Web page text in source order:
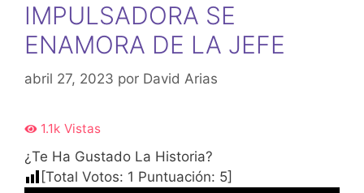
IMPULSADORA SE
ENAMORA DE LA JEFE
abril 27, 2023 por David Arias
1.1k Vistas
¿Te Ha Gustado La Historia?
[Total Votos: 1 Puntuación: 5]